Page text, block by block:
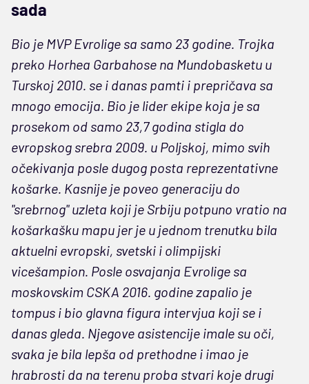
sada
Bio je MVP Evrolige sa samo 23 godine. Trojka
preko Horhea Garbahose na Mundobasketu u
Turskoj 2010. se i danas pamti i prepričava sa
mnogo emocija. Bio je lider ekipe koja je sa
prosekom od samo 23,7 godina stigla do
evropskog srebra 2009. u Poljskoj, mimo svih
očekivanja posle dugog posta reprezentativne
košarke. Kasnije je poveo generaciju do
"srebrnog" uzleta koji je Srbiju potpuno vratio na
košarkašku mapu jer je u jednom trenutku bila
aktuelni evropski, svetski i olimpijski
vicešampion. Posle osvajanja Evrolige sa
moskovskim CSKA 2016. godine zapalio je
tompus i bio glavna figura intervjua koji se i
danas gleda. Njegove asistencije imale su oči,
svaka je bila lepša od prethodne i imao je
hrabrosti da na terenu proba stvari koje drugi